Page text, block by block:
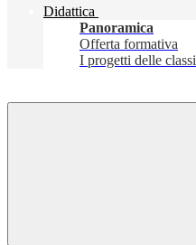
Didattica
Panoramica
Offerta formativa
I progetti delle classi